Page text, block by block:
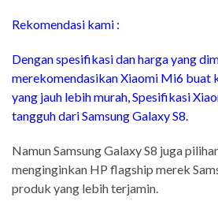
Rekomendasi kami :
Dengan spesifikasi dan harga yang
merekomendasikan Xiaomi Mi6 buat
yang jauh lebih murah, Spesifikasi
tangguh dari Samsung Galaxy S8.
Namun Samsung Galaxy S8 juga
menginginkan HP flagship merek
produk yang lebih terjamin.